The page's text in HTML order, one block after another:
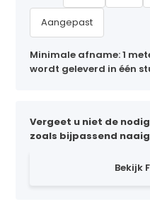
Aangepast
Minimale afname: 1
wordt geleverd in één
Vergeet u niet de
zoals bijpassend
Bekijk